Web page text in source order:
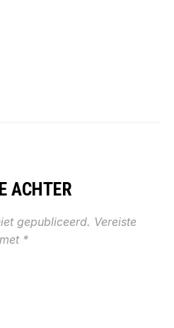
ACHTER
gepubliceerd. Vereiste
*